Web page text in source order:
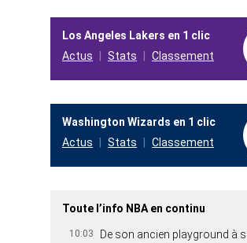
Los Angeles Lakers en 1 clic
Actus
Stats Classement
Washington Wizards en 1 clic
Actus
Stats Classement
Toute l’info NBA en continu
10:03
De son ancien playground à